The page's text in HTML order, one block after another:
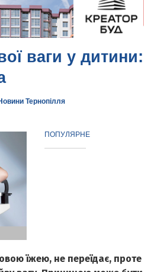
ваги у
Тернопілля
ПОПУЛЯРНЕ
їжею, не переїдає,